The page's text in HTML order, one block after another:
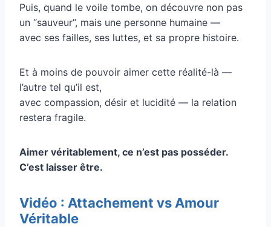
Puis, quand le voile tombe, on découvre non pas
un “sauveur”, mais une personne humaine —
avec ses failles, ses luttes, et sa propre histoire.
Et à moins de pouvoir aimer cette réalité-là —
l’autre tel qu’il est,
avec compassion, désir et lucidité — la relation
restera fragile.
Aimer véritablement, ce n’est pas posséder.
C’est laisser être.
Vidéo : Attachement vs Amour
Véritable